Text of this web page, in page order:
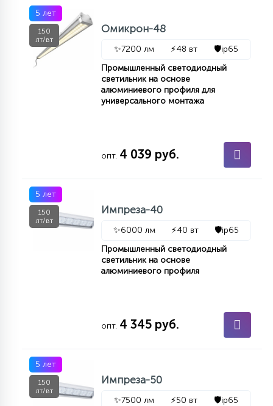
5 лет
150
лт/вт
Омикрон-48
✨7200 лм ⚡48 вт 🛡️ip65
Промышленный светодиодный
светильник на основе
алюминиевого профиля для
универсального монтажа
опт. 4 039 руб.
5 лет
150
лт/вт
Импреза-40
✨6000 лм ⚡40 вт 🛡️ip65
Промышленный светодиодный
светильник на основе
алюминиевого профиля
опт. 4 345 руб.
5 лет
150
лт/вт
Импреза-50
✨7500 лм ⚡50 вт 🛡️ip65